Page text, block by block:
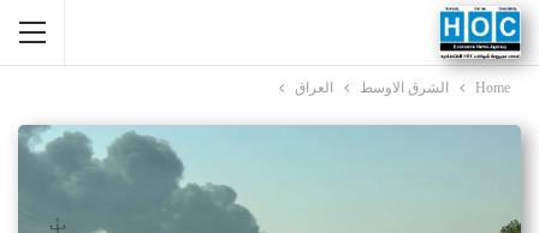
Home الشرق الاوسط العراق